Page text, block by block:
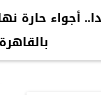
أجواء حارة
بالقاهرة 31 درجة